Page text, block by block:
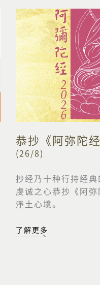
恭抄《阿弥陀经
(26/8)
抄经乃十种行持经
虔诚之心恭抄《阿
淨土心境。
了解更多